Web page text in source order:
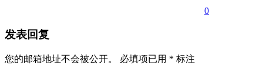
0
发表回复
您的邮箱地址不会被公开。 必填项已用 * 标注